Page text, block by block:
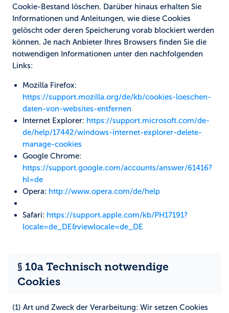
Cookie-Bestand löschen. Darüber hinaus erhalten Sie
Informationen und Anleitungen, wie diese Cookies
gelöscht oder deren Speicherung vorab blockiert werden
können. Je nach Anbieter Ihres Browsers finden Sie die
notwendigen Informationen unter den nachfolgenden
Links:
Mozilla Firefox:
https://support.mozilla.org/de/kb/cookies-loeschen-
daten-von-websites-entfernen
Internet Explorer: https://support.microsoft.com/de-
de/help/17442/windows-internet-explorer-delete-
manage-cookies
Google Chrome:
https://support.google.com/accounts/answer/61416?
hl=de
Opera: http://www.opera.com/de/help
Safari: https://support.apple.com/kb/PH17191?
locale=de_DE&viewlocale=de_DE
§ 10a Technisch notwendige
Cookies
(1) Art und Zweck der Verarbeitung: Wir setzen Cookies